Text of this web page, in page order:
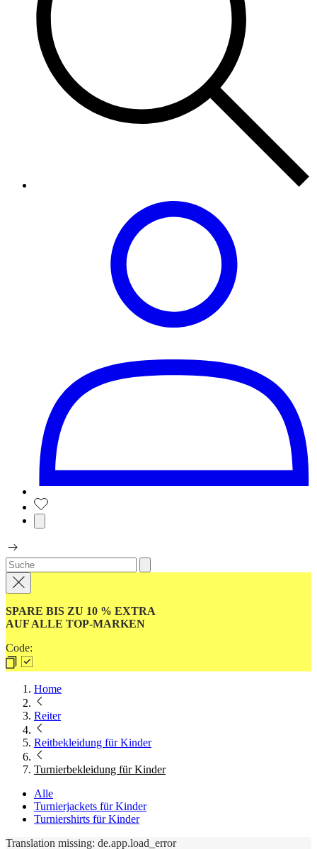
SPARE BIS ZU 10 % EXTRA
AUF ALLE TOP-MARKEN
Code:
Home
Reiter
Reitbekleidung für Kinder
Turnierbekleidung für Kinder
Alle
Turnierjackets für Kinder
Turniershirts für Kinder
Translation missing: de.app.load_error